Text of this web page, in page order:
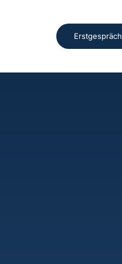
Erstgespräch